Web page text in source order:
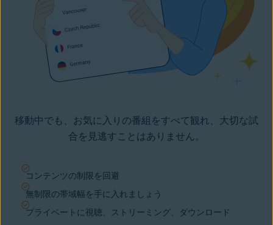
移動中でも、お気に入りの番組をすべて観れ、大切な試
合を見逃すことはありません。
コンテンツの制限を回避
無制限の帯域幅を手に入れましょう
プライベートに視聴、ストリーミング、ダウンロード